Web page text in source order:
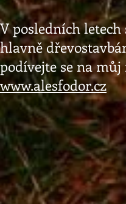
V posledních letech
hlavně
podívejte se na můj
www.alesfodor.cz